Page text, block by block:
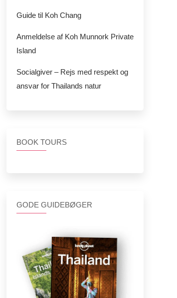
Guide til Koh Chang
Anmeldelse af Koh Munnork Private
Island
Socialgiver – Rejs med respekt og
ansvar for Thailands natur
BOOK TOURS
GODE GUIDEBØGER